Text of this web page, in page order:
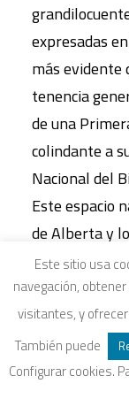
expresadas
más evidente
tenencia
de una
colindante a
Nacional del
Este espacio
de Alberta y
el municipio
solicitud
construcción
que
oeste
Este sitio usa
navegación,
visitantes, y
También puede
Configurar cookies.